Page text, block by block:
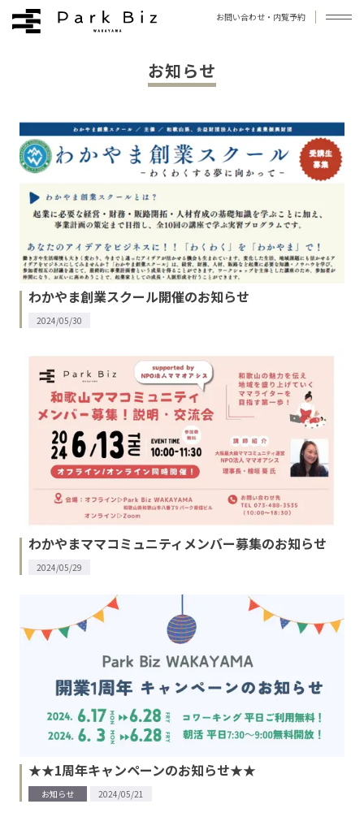
お問い合わせ・内覧予約
拠点について
ブログ
よくあるご質問
アクセス
お問い合わせ
プライバシーポリシー
お知らせ
わかやま創業スクール開催のお知らせ
2024/05/30
わかやまママコミュニティメンバー募集のお知らせ
2024/05/29
★★1周年キャンペーンのお知らせ★★
お知らせ 2024/05/21